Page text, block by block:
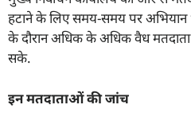
हटाने के लिए समय-समय पर अभियान
के दौरान अधिक के अधिक वैध
सके.
इन मतदाताओं की जांच